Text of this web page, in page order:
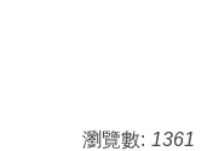
瀏覽數: 1361